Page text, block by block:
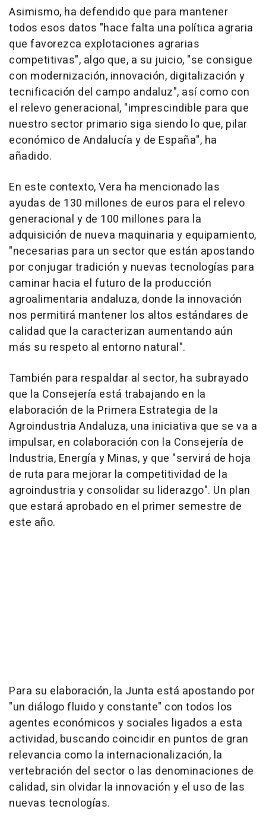
Asimismo, ha defendido que para mantener
todos esos datos "hace falta una política agraria
que favorezca explotaciones agrarias
competitivas", algo que, a su juicio, "se consigue
con modernización, innovación, digitalización y
tecnificación del campo andaluz", así como con
el relevo generacional, "imprescindible para que
nuestro sector primario siga siendo lo que, pilar
económico de Andalucía y de España", ha
añadido.
En este contexto, Vera ha mencionado las
ayudas de 130 millones de euros para el relevo
generacional y de 100 millones para la
adquisición de nueva maquinaria y equipamiento,
"necesarias para un sector que están apostando
por conjugar tradición y nuevas tecnologías para
caminar hacia el futuro de la producción
agroalimentaria andaluza, donde la innovación
nos permitirá mantener los altos estándares de
calidad que la caracterizan aumentando aún
más su respeto al entorno natural".
También para respaldar al sector, ha subrayado
que la Consejería está trabajando en la
elaboración de la Primera Estrategia de la
Agroindustria Andaluza, una iniciativa que se va a
impulsar, en colaboración con la Consejería de
Industria, Energía y Minas, y que "servirá de hoja
de ruta para mejorar la competitividad de la
agroindustria y consolidar su liderazgo". Un plan
que estará aprobado en el primer semestre de
este año.
Para su elaboración, la Junta está apostando por
"un diálogo fluido y constante" con todos los
agentes económicos y sociales ligados a esta
actividad, buscando coincidir en puntos de gran
relevancia como la internacionalización, la
vertebración del sector o las denominaciones de
calidad, sin olvidar la innovación y el uso de las
nuevas tecnologías.